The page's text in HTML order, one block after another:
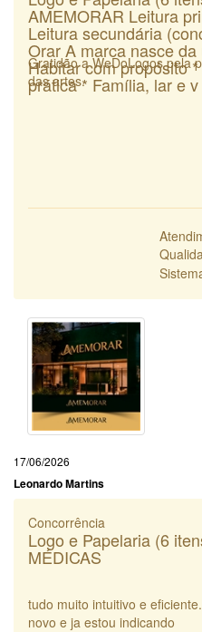
AMEMORAR Leitura
Leitura secundária
Orar A marca nasce
Habitar com propósito
prática * Família, lar e v
Gratidão a WeDoLogos pela
das artes.
17/06/2026
Leonardo Martins
Concorrência
Logo e Papelaria (6
MÉDICAS
tudo muito intuitivo e
novo e ja estou indicando